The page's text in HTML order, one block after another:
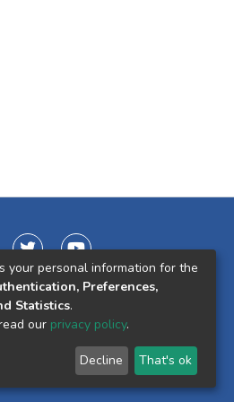
your personal information for the
Preferences,
Statistics.
our privacy policy.
Decline That's ok